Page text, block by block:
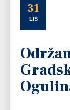
31
LIS